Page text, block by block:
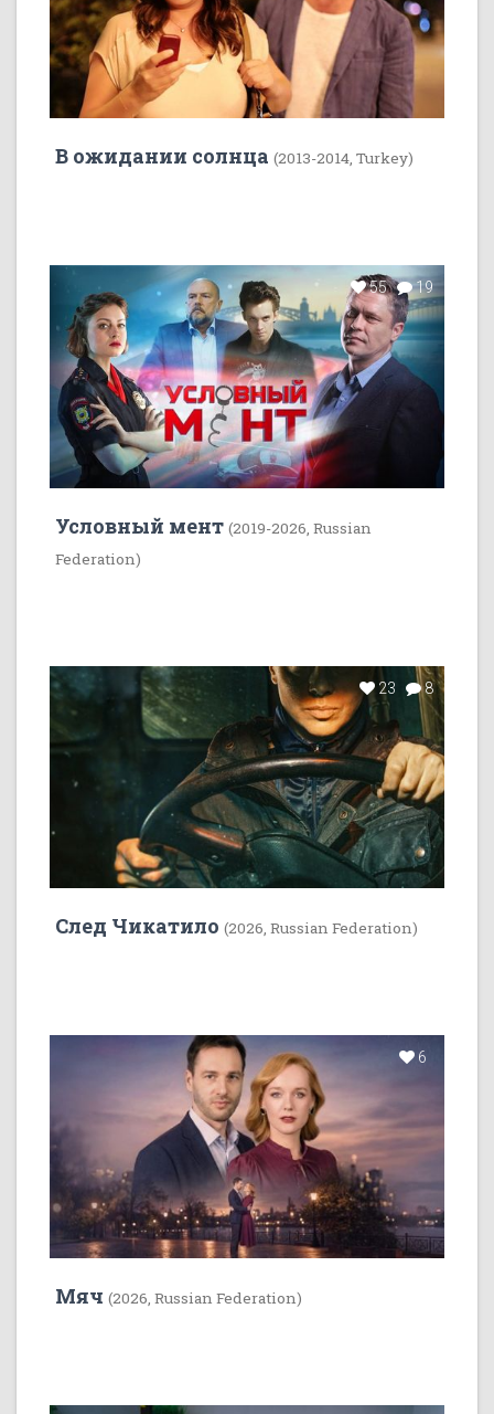
В ожидании солнца (2013-2014, Turkey)
55 19
Условный мент (2019-2026, Russian
Federation)
23 8
След Чикатило (2026, Russian Federation)
6
Мяч (2026, Russian Federation)